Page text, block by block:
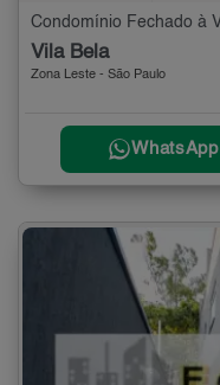
Vila Bela
Zona Leste - São Paulo
WhatsApp